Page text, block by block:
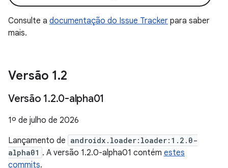
Consulte a documentação do Issue Tracker para saber
mais.
Versão 1.2
Versão 1.2.0-alpha01
1º de julho de 2026
Lançamento de androidx.loader:loader:1.2.0-
alpha01 . A versão 1.2.0-alpha01 contém estes
commits.